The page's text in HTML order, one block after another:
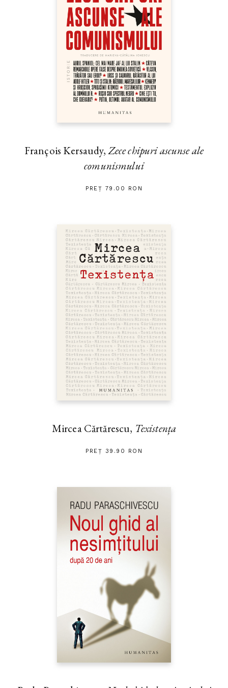
François Kersaudy,Zece chipuri ascunse ale
comunismului
PREȚ 79.00 RON
Mircea Cărtărescu, Texistența
PREȚ 39.90 RON